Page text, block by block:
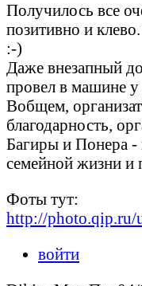
Получилось все
позитивно и
:-)
Даже внезапный
провел в машине
Вобщем,
благодарность,
Багиры и Понера -
семейной жизни и
Фоты тут:
http://photo.qip.ru/
войти